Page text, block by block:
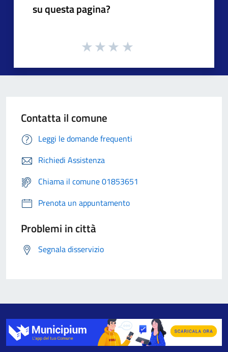
su questa pagina?
Contatta il comune
Leggi le domande frequenti
Richiedi Assistenza
Chiama il comune 01853651
Prenota un appuntamento
Problemi in città
Segnala disservizio